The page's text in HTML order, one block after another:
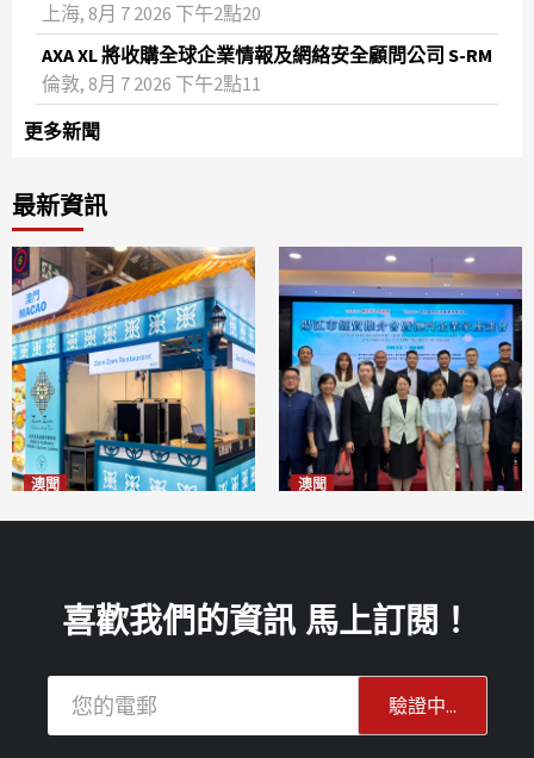
上海, 8月 7 2026 下午2點20
AXA XL 將收購全球企業情報及網絡安全顧問公司 S-RM
倫敦, 8月 7 2026 下午2點11
更多新聞
最新資訊
澳聞 澳聞
喜歡我們的資訊 馬上訂閱！